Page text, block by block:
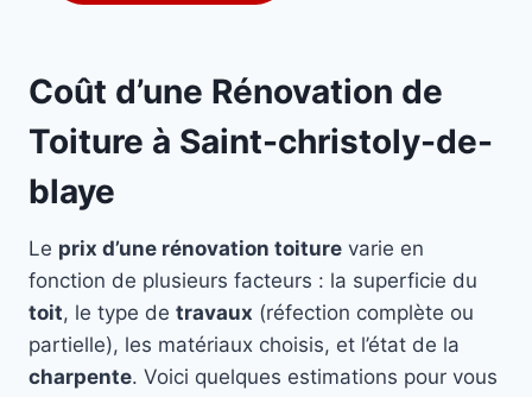
Coût d’une Rénovation de
Toiture à Saint-christoly-de-
blaye
Le prix d’une rénovation toiture varie en
fonction de plusieurs facteurs : la superficie du
toit, le type de travaux (réfection complète ou
partielle), les matériaux choisis, et l’état de la
charpente. Voici quelques estimations pour vous